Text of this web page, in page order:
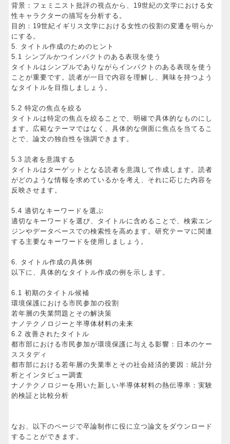
背景：フェミニスト批評の視点から、19世紀の文学における女
性キャラクターの描写を分析する。
目的：19世紀イギリス文学における女性の役割の変遷を明らか
にする。
5. タイトル作成のためのヒント
5.1 シンプルかつインパクトのある表現を使う
タイトルはシンプルでありながらインパクトのある表現を使う
ことが重要です。読者が一目で内容を理解し、興味を持つよう
なタイトルを目指しましょう。
5.2 特定の焦点を絞る
タイトルは特定の焦点を絞ることで、明確で具体的なものにし
ます。広範なテーマではなく、具体的な側面に焦点を当てるこ
とで、論文の独自性を強調できます。
5.3 読者を意識する
タイトルはターゲットとなる読者を意識して作成します。読者
がどのような情報を求めているかを考え、それに応じた内容を
反映させます。
5.4 適切なキーワードを選ぶ
適切なキーワードを選び、タイトルに含めることで、検索エン
ジンやデータベースでの検索性を高めます。研究テーマに関連
する主要なキーワードを使用しましょう。
6. タイトル作成の具体例
以下に、具体的なタイトル作成の例を示します。
6.1 初期のタイトル候補
環境保護における市民参加の役割
若年層の失業問題とその解決策
ナノテクノロジーと半導体材料の未来
6.2 改善されたタイトル
都市部における市民参加が環境保護に与える影響：日本のケー
ススタディ
都市部における若年層の失業率とその社会経済的要因：統計分
析とインタビュー調査
ナノテクノロジーを用いた新しい半導体材料の熱伝導率：実験
的検証と比較分析
なお、以下のページで卒論制作に役に立つ論文をダウンロード
することができます。